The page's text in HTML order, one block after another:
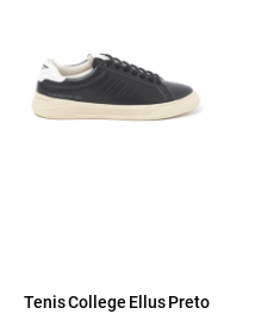
Tenis College Ellus Preto